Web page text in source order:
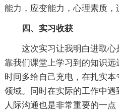
能力，应变能力，心理素质，
四、实习收获
这次实习让我明白进取
靠我们课堂上学习到的知识
时间多给自己充电，在扎实
领域。同时在实际的工作中遇
人际沟通也是非常重要的一